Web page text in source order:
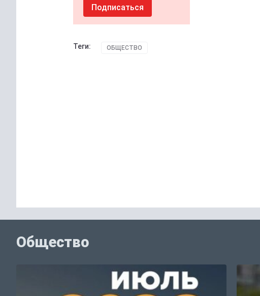
Подписаться
Теги: ОБЩЕСТВО
Общество